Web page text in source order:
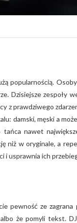
popularnością.
Dzisiejsze zespoły
z prawdziwego
damski, męski a
nawet
niż w oryginale, a
i usprawnia ich
pewność ze
że pomyli tekst.